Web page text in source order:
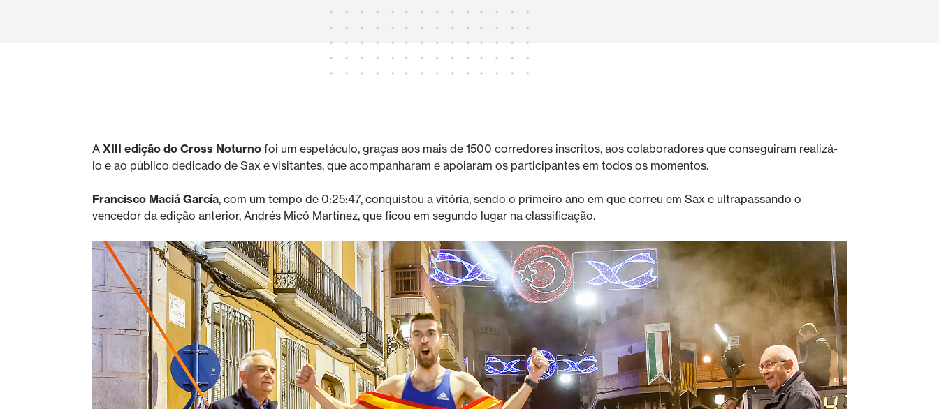
VER TODOS OS PRODUTOS
A XIII edição do Cross Noturno foi um espetáculo, graças aos mais de 1500 corredores inscritos, aos colaboradores que conseguiram realizá-
lo e ao público dedicado de Sax e visitantes, que acompanharam e apoiaram os participantes em todos os momentos.
Francisco Maciá García, com um tempo de 0:25:47, conquistou a vitória, sendo o primeiro ano em que correu em Sax e ultrapassando o
vencedor da edição anterior, Andrés Micó Martínez, que ficou em segundo lugar na classificação.